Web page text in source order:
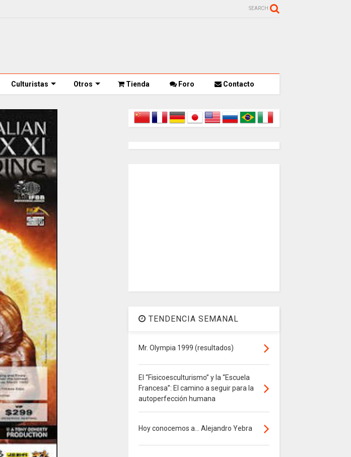
SEARCH
Culturistas Otros Tienda Foro Contacto
TENDENCIA SEMANAL
Mr. Olympia 1999 (resultados)
El “Fisicoesculturismo” y la “Escuela
Francesa”: El camino a seguir para la
autoperfección humana
Hoy conocemos a... Alejandro Yebra